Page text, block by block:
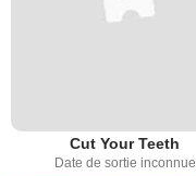
Cut Your Teeth
Date de sortie inconnue